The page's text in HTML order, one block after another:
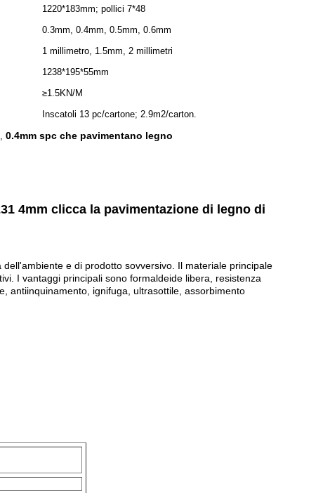
1220*183mm; pollici 7*48
0.3mm, 0.4mm, 0.5mm, 0.6mm
1 millimetro, 1.5mm, 2 millimetri
1238*195*55mm
≥1.5KN/M
Inscatoli 13 pc/cartone; 2.9m2/carton.
, 0.4mm spc che pavimentano legno
4mm clicca la pavimentazione di legno di
e di prodotto sovversivo. Il materiale principale
I vantaggi principali sono formaldeide libera, resistenza
antiinquinamento, ignifuga, ultrasottile, assorbimento